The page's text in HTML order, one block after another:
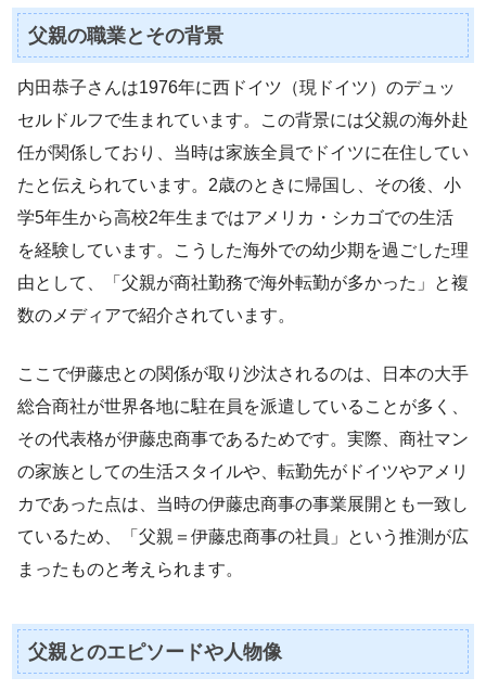
父親の職業とその背景
内田恭子さんは1976年に西ドイツ（現ドイツ）のデュッ
セルドルフで生まれています。この背景には父親の海外赴
任が関係しており、当時は家族全員でドイツに在住してい
たと伝えられています。2歳のときに帰国し、その後、小
学5年生から高校2年生まではアメリカ・シカゴでの生活
を経験しています。こうした海外での幼少期を過ごした理
由として、「父親が商社勤務で海外転勤が多かった」と複
数のメディアで紹介されています。
ここで伊藤忠との関係が取り沙汰されるのは、日本の大手
総合商社が世界各地に駐在員を派遣していることが多く、
その代表格が伊藤忠商事であるためです。実際、商社マン
の家族としての生活スタイルや、転勤先がドイツやアメリ
カであった点は、当時の伊藤忠商事の事業展開とも一致し
ているため、「父親＝伊藤忠商事の社員」という推測が広
まったものと考えられます。
父親とのエピソードや人物像